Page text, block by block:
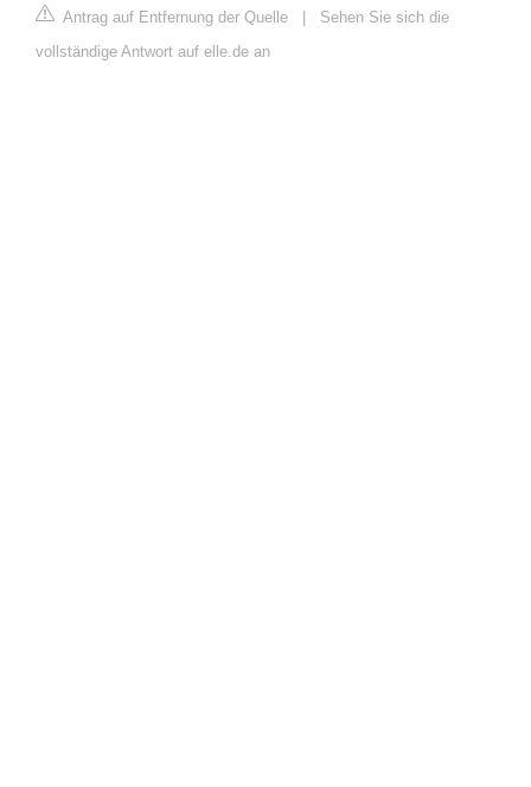
Antrag auf Entfernung der Quelle | Sehen Sie sich die
vollständige Antwort auf elle.de an